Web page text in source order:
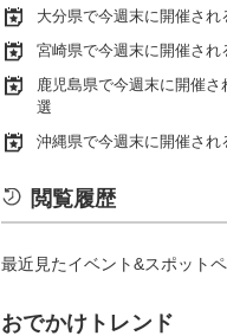
大分県で今週末に開催さ
宮崎県で今週末に開催され
鹿児島県で今週末に開催
選
沖縄県で今週末に開催され
閲覧履歴
最近見たイベント&スポット
おでかけトレンド